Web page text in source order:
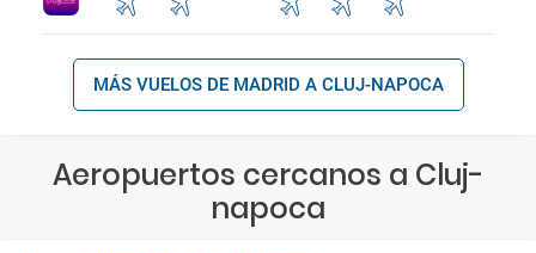
MÁS VUELOS DE MADRID A CLUJ-NAPOCA
Aeropuertos cercanos a Cluj-
napoca